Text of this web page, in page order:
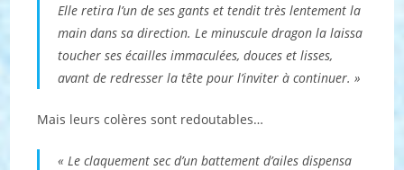
Elle retira l’un de ses gants et tendit très lentement la
main dans sa direction. Le minuscule dragon la laissa
toucher ses écailles immaculées, douces et lisses,
avant de redresser la tête pour l’inviter à continuer. »
Mais leurs colères sont redoutables…
« Le claquement sec d’un battement d’ailes dispensa